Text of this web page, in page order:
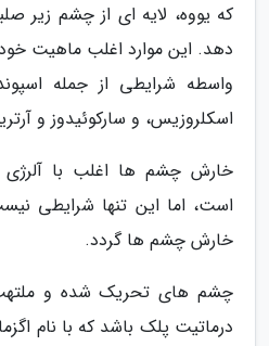
که یووه، لایه ای از چشم زیر
دهد. این موارد اغلب ماهیت
واسطه شرایطی از جمله
اسکلروزیس، و سارکوئیدوز و
خارش چشم ها اغلب با
است، اما این تنها شرایطی
خارش چشم ها گردد.
چشم های تحریک شده و ملتهب
درماتیت پلک باشد که با نام